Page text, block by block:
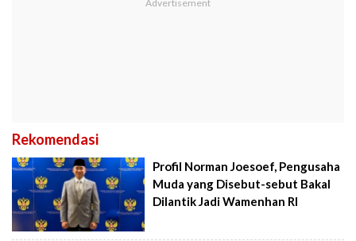
Rekomendasi
Profil Norman Joesoef, Pengusaha
Muda yang Disebut-sebut Bakal
Dilantik Jadi Wamenhan RI